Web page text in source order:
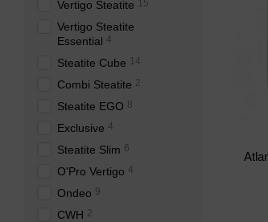
Vertigo Steatite 15
Vertigo Steatite
Essential 4
Steatite Cube 14
Combi Steatite 2
Steatite EGO 8
Exclusive 4
Steatite Slim 6
O'Pro Vertigo 4
Ondeo 9
CWH 2